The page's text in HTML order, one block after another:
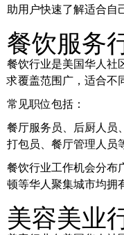
助用户快速了解适合自
餐饮服务
餐饮行业是美国华人社
求覆盖范围广，适合不
常见职位包括：
餐厅服务员、后厨人员
打包员、餐厅管理人员
餐饮行业工作机会分布
顿等华人聚集城市均拥
美容美业